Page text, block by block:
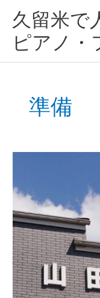
久留米で
ピアノ・
準備
科
目、
勉
強
が
分
か
ら
な